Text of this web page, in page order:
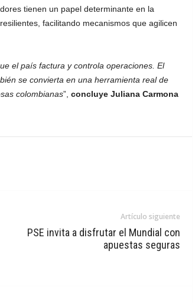
tienen un papel determinante en la
facilitando mecanismos que agilicen
el país factura y controla operaciones. El
se convierta en una herramienta real de
colombianas”, concluye Juliana Carmona
Artículo siguiente
PSE invita a disfrutar el Mundial con
apuestas seguras